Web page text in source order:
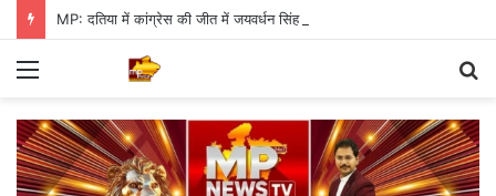
MP: दतिया में कांग्रेस की जीत में जयवर्धन सिंह का जादू, 35 में 30 बूथ जीते
Menu